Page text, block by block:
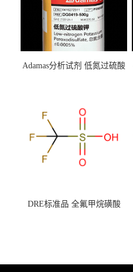
Adamas分析试剂 低氮过硫酸
（泰坦现货供应）
DRE标准品 全氟甲烷磺酸